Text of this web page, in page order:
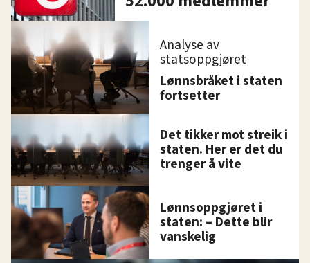
Analyse av
statsoppgjøret
Lønnsbråket i staten
fortsetter
Det tikker mot streik i
staten. Her er det du
trenger å vite
Lønnsoppgjøret i
staten: – Dette blir
vanskelig